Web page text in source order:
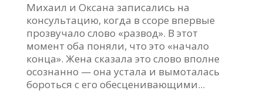
Михаил и Оксана записались на
консультацию, когда в ссоре впервые
прозвучало слово «развод». В этот
момент оба поняли, что это «начало
конца». Жена сказала это слово вполне
осознанно — она устала и вымоталась
бороться с его обесценивающими...